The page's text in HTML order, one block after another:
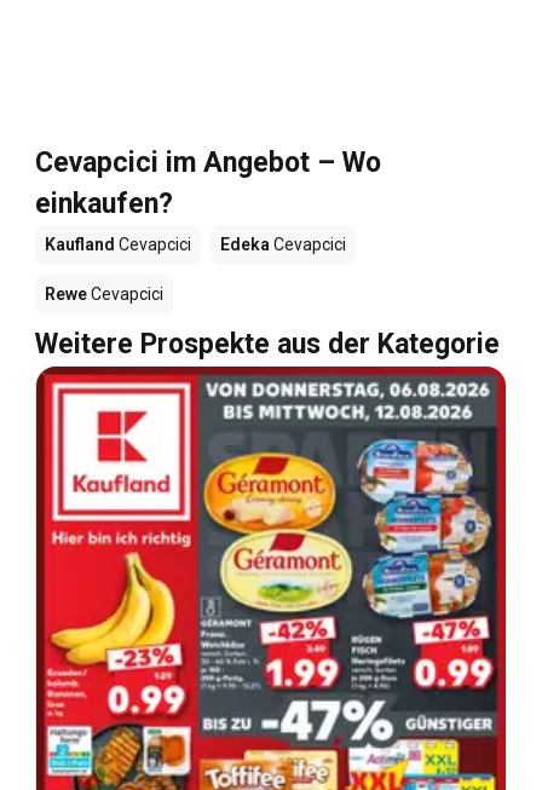
Cevapcici im Angebot – Wo
einkaufen?
Kaufland Cevapcici EdekaCevapcici
ReweCevapcici
Weitere Prospekte aus der Kategorie